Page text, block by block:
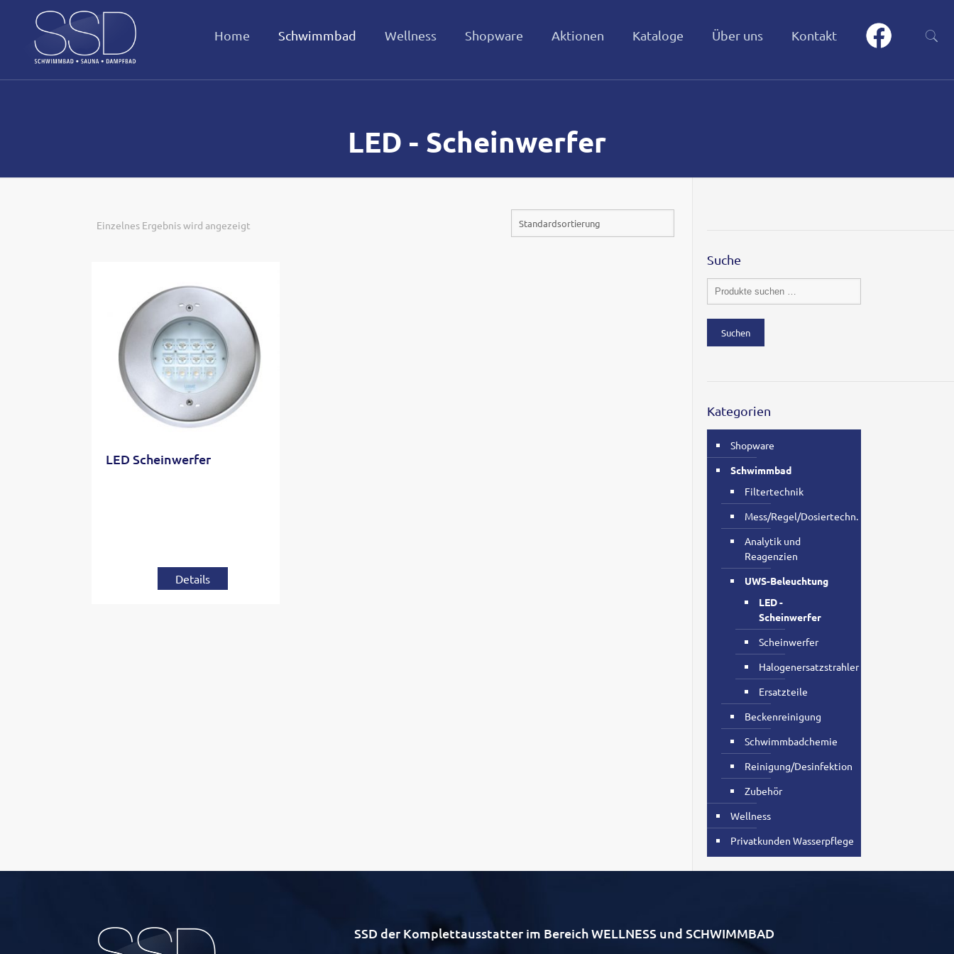
Home Schwimmbad Wellness Shopware Aktionen Kataloge Über uns Kontakt
LED - Scheinwerfer
Einzelnes Ergebnis wird angezeigt
LED Scheinwerfer
Details
Suche
Suchen
Kategorien
Shopware
Schwimmbad
Filtertechnik
Mess/Regel/Dosiertechn.
Analytik und
Reagenzien
UWS-Beleuchtung
LED -
Scheinwerfer
Scheinwerfer
Halogenersatzstrahler
Ersatzteile
Beckenreinigung
Schwimmbadchemie
Reinigung/Desinfektion
Zubehör
Wellness
Privatkunden Wasserpflege
SSD der Komplettausstatter im Bereich WELLNESS und SCHWIMMBAD